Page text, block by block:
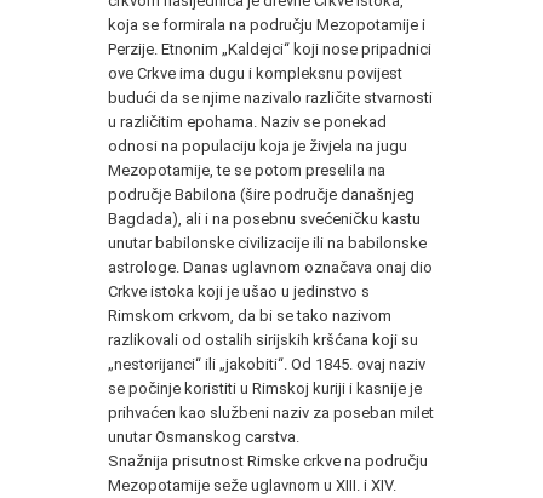
koja se formirala na području Mezopotamije i
Perzije. Etnonim „Kaldejci“ koji nose pripadnici
ove Crkve ima dugu i kompleksnu povijest
budući da se njime nazivalo različite stvarnosti
u različitim epohama. Naziv se ponekad
odnosi na populaciju koja je živjela na jugu
Mezopotamije, te se potom preselila na
područje Babilona (šire područje današnjeg
Bagdada), ali i na posebnu svećeničku kastu
unutar babilonske civilizacije ili na babilonske
astrologe. Danas uglavnom označava onaj dio
Crkve istoka koji je ušao u jedinstvo s
Rimskom crkvom, da bi se tako nazivom
razlikovali od ostalih sirijskih kršćana koji su
„nestorijanci“ ili „jakobiti“. Od 1845. ovaj naziv
se počinje koristiti u Rimskoj kuriji i kasnije je
prihvaćen kao službeni naziv za poseban milet
unutar Osmanskog carstva.
Snažnija prisutnost Rimske crkve na području
Mezopotamije seže uglavnom u XIII. i XIV.